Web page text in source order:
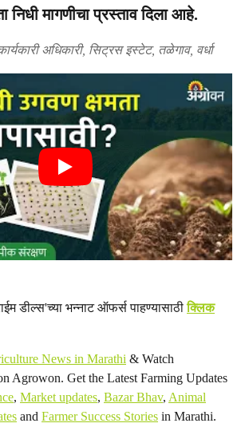
निधी मागणीचा प्रस्ताव दिला आहे.
अधिकारी, सिट्रस इस्टेट, तळेगाव, वर्धा
डील्स'च्या भन्नाट ऑफर्स पाहण्यासाठीक्लिक
News in Marathi & Watch
Agrowon. Get the Latest Farming Updates
, Market updates, Bazar Bhav, Animal
and Farmer Success Stories in Marathi.